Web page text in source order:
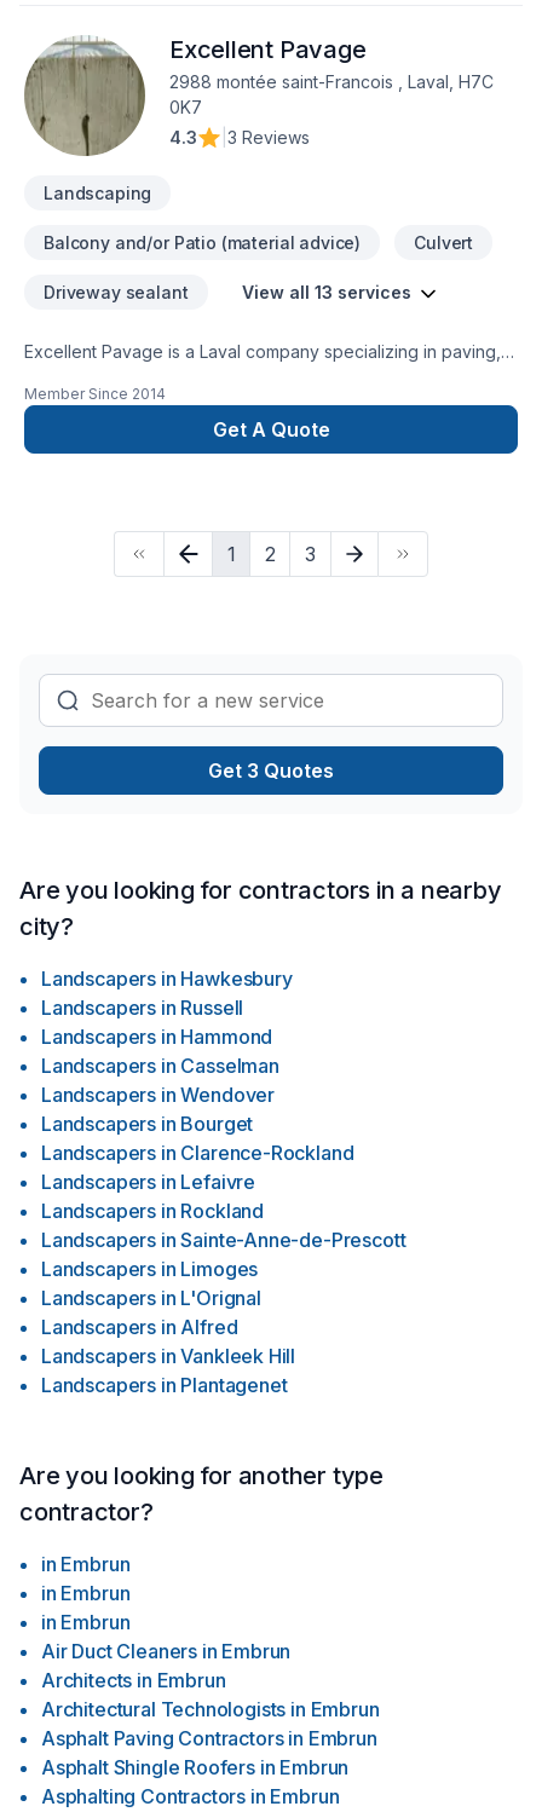
Notre engagement est simple : offrir un service d'exception,
centré sur vos besoins et vos aspirations.
Excellent Pavage
2988 montée saint-Francois , Laval, H7C
0K7
4.3
3 Reviews
Landscaping
Balcony and/or Patio (material advice) Culvert
Driveway sealant View all 13 services
Excellent Pavage is a Laval company specializing in paving,
have established relationships with our clients and are
honoured for their renewed loyalty, year after year.
Member Since 2014
Get A Quote
1 2 3
Get 3 Quotes
Are you looking for contractors in a nearby
city?
Landscapers in Hawkesbury
Landscapers in Russell
Landscapers in Hammond
Landscapers in Casselman
Landscapers in Wendover
Landscapers in Bourget
Landscapers in Clarence-Rockland
Landscapers in Lefaivre
Landscapers in Rockland
Landscapers in Sainte-Anne-de-Prescott
Landscapers in Limoges
Landscapers in L'Orignal
Landscapers in Alfred
Landscapers in Vankleek Hill
Landscapers in Plantagenet
Are you looking for another type
contractor?
in Embrun
in Embrun
in Embrun
Air Duct Cleaners in Embrun
Architects in Embrun
Architectural Technologists in Embrun
Asphalt Paving Contractors in Embrun
Asphalt Shingle Roofers in Embrun
Asphalting Contractors in Embrun